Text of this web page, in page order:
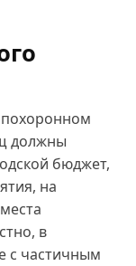
похоронном
должны
бюджет,
на
в
с частичным